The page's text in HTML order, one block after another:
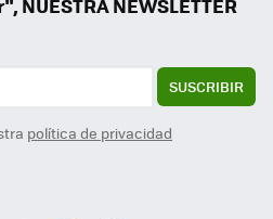
NEWSLETTER
SUSCRIBIR
política de privacidad